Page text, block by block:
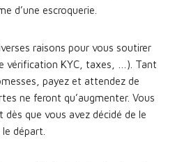
d’une escroquerie.
raisons pour vous soutirer
vérification KYC, taxes, …). Tant
payez et attendez de
ne feront qu’augmenter. Vous
que vous avez décidé de le
départ.